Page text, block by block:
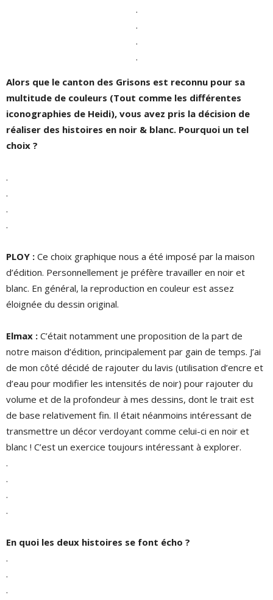
.
.
.
.
Alors que le canton des Grisons est reconnu pour sa
multitude de couleurs (Tout comme les différentes
iconographies de Heidi), vous avez pris la décision de
réaliser des histoires en noir & blanc. Pourquoi un tel
choix ?
.
.
.
.
PLOY : Ce choix graphique nous a été imposé par la maison
d’édition. Personnellement je préfère travailler en noir et
blanc. En général, la reproduction en couleur est assez
éloignée du dessin original.
Elmax : C’était notamment une proposition de la part de
notre maison d’édition, principalement par gain de temps. J’ai
de mon côté décidé de rajouter du lavis (utilisation d’encre et
d’eau pour modifier les intensités de noir) pour rajouter du
volume et de la profondeur à mes dessins, dont le trait est
de base relativement fin. Il était néanmoins intéressant de
transmettre un décor verdoyant comme celui-ci en noir et
blanc ! C’est un exercice toujours intéressant à explorer.
.
.
.
.
En quoi les deux histoires se font écho ?
.
.
.